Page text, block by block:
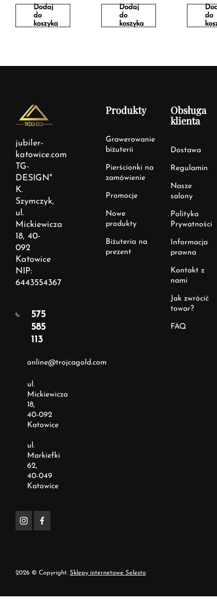
Dodaj
do
koszyka
Dodaj
do
koszyka
do
jubiler-
katowice.com
TG-
DESIGN"
K.
Szymczyk,
ul.
Mickiewicza
18, 40-
092
Katowice
NIP:
6443554367
575
585
113
online@trojcagold.com
ul.
Mickiewicza
18,
40-092
Katowice
ul.
Markiefki
62,
40-049
Katowice
Produkty
Grawerowanie
biżuterii
Pierścionki na
zamówienie
Promocje
Nowe
produkty
Biżuteria na
prezent
Obsługa
klienta
Dostawa
Regulamin
Nasze
salony
Polityka
Prywatności
Informacja
prawna
Kontakt z
nami
Jak zwrócić
towar?
FAQ
2026 © Copyright. Sklepy internetowe Selesto